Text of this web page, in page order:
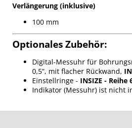
Verlängerung (inklusive)
100 mm
Optionales Zubehör:
Digital-Messuhr für
0,5“, mit flacher Rückwand,
Einstellringe - INSIZE - Reihe
Indikator (Messuhr) ist nicht